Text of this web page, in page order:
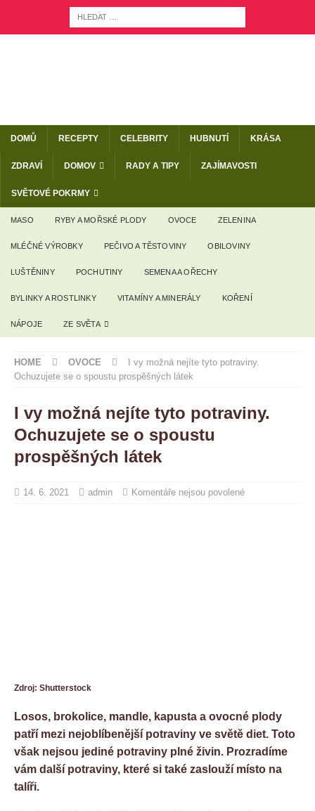
DOMŮ RECEPTY CELEBRITY HUBNUTÍ KRÁSA
ZDRAVÍ DOMOV RADY A TIPY ZAJÍMAVOSTI
SVĚTOVÉ POKRMY
MASO RYBY A MOŘSKÉ PLODY OVOCE ZELENINA
MLÉČNÉ VÝROBKY PEČIVO A TĚSTOVINY OBILOVINY
LUŠTĚNINY POCHUTINY SEMENA A OŘECHY
BYLINKY A ROSTLINKY VITAMÍNY A MINERÁLY KOŘENÍ
NÁPOJE ZE SVĚTA
HOME OVOCE
I vy možná nejíte tyto potraviny.
Ochuzujete se o spoustu prospěšných látek
I vy možná nejíte tyto potraviny.
Ochuzujete se o spoustu
prospěšných látek
14. 6. 2021 admin Komentáře nejsou povolené
Zdroj: Shutterstock
Losos, brokolice, mandle, kapusta a ovocné plody
patří mezi nejoblíbenější potraviny ve světě diet. Toto
však nejsou jediné potraviny plné živin. Prozradíme
vám další potraviny, které si také zaslouží místo na
talíři.